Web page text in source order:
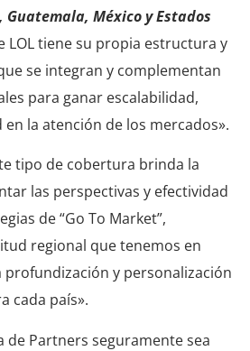
Guatemala, México y Estados
LOL tiene su propia estructura y
se integran y complementan
para ganar escalabilidad,
la atención de los mercados».
tipo de cobertura brinda la
las perspectivas y efectividad
de “Go To Market”,
regional que tenemos en
profundización y personalización
cada país».
de Partners seguramente sea